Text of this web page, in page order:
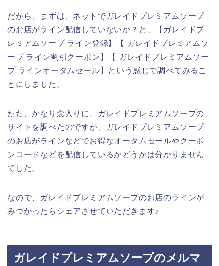
だから、まずは、ネットでガレイドプレミアムソープ
のお店がライン配信していないか？と、【ガレイドプ
レミアムソープ ライン登録】【 ガレイドプレミアムソ
ープ ライン割引クーポン】【 ガレイドプレミアムソー
プ ラインオータムセール】という感じで調べてみるこ
とにしました。
ただ、かなり念入りに、ガレイドプレミアムソープの
サイトを調べたのですが、ガレイドプレミアムソープ
のお店がラインなどでお得なオータムセールやクーポ
ンコードなどを配信しているかどうかは分かりません
でした。
なので、ガレイドプレミアムソープのお店のラインが
みつかったらシェアさせていただきます♪
ガレイドプレミアムソープのメルマ